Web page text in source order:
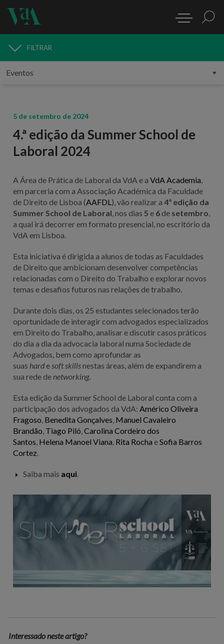
MEDIA
FILTRAR
5 de setembro de 2024
4.ª edição da Summer School de
Laboral 2024
A Área de Prática de Laboral da VdA e a VdA Academia
em parceria com a Associação Académica da Faculdade
de Direito de Lisboa (AAFDL ), vão realizar a 4ª edição da
Summer School de Laboral , nos dias 5 e 6de setembro
a qual irá decorrer em formato presencial, no escritório da
VdA em Lisboa.
Esta iniciativa é dirigida a alunos de todas as Faculdades
de Direito que ambicionam desenvolver competências
relacionadas com o Direito do Trabalho e explorar novos
temas e desafios futuros nas relações de trabalho.
Durante dois dias, os 25 estudantes selecionados terão
oportunidade de interagir com advogados especializados
em Direito do Trabalho, analisar e discutir casos práticos
do dia a dia da advocacia laboral numa Sociedade de
Advogados, bem como aprofundar as
suas harde softskillsnestas áreas, além de expandirem a
sua rede de networking.
Esta edição da Summer School de Laboral conta com a
participação dos advogados da VdA: Américo Oliveira
Fragoso Benedita Gonçalves Manuel Cavaleiro
Brandão Tiago Piló Carolina Cordeiro dos
Santos Helena Manoel Viana Rita Rocha eSofia Barros
Cortez
Saiba mais aqui.
Interessado neste artigo?